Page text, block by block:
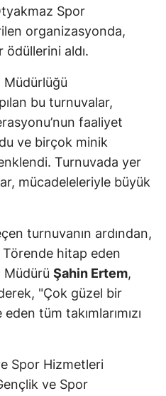
Spor
organizasyonda,
ödüllerini aldı.
Müdürlüğü
bu turnuvalar,
faaliyet
ve birçok minik
Turnuvada yer
mücadeleleriyle büyük
turnuvanın ardından,
hitap eden
Müdürü Şahin Ertem,
"Çok güzel bir
tüm takımlarımızı
Spor Hizmetleri
ve Spor